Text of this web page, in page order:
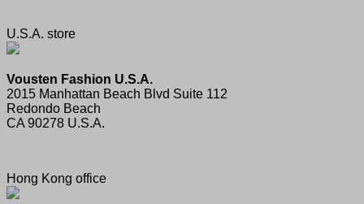
U.S.A. store
Vousten Fashion U.S.A.
2015 Manhattan Beach Blvd Suite 112
Redondo Beach
CA 90278 U.S.A.
Hong Kong office